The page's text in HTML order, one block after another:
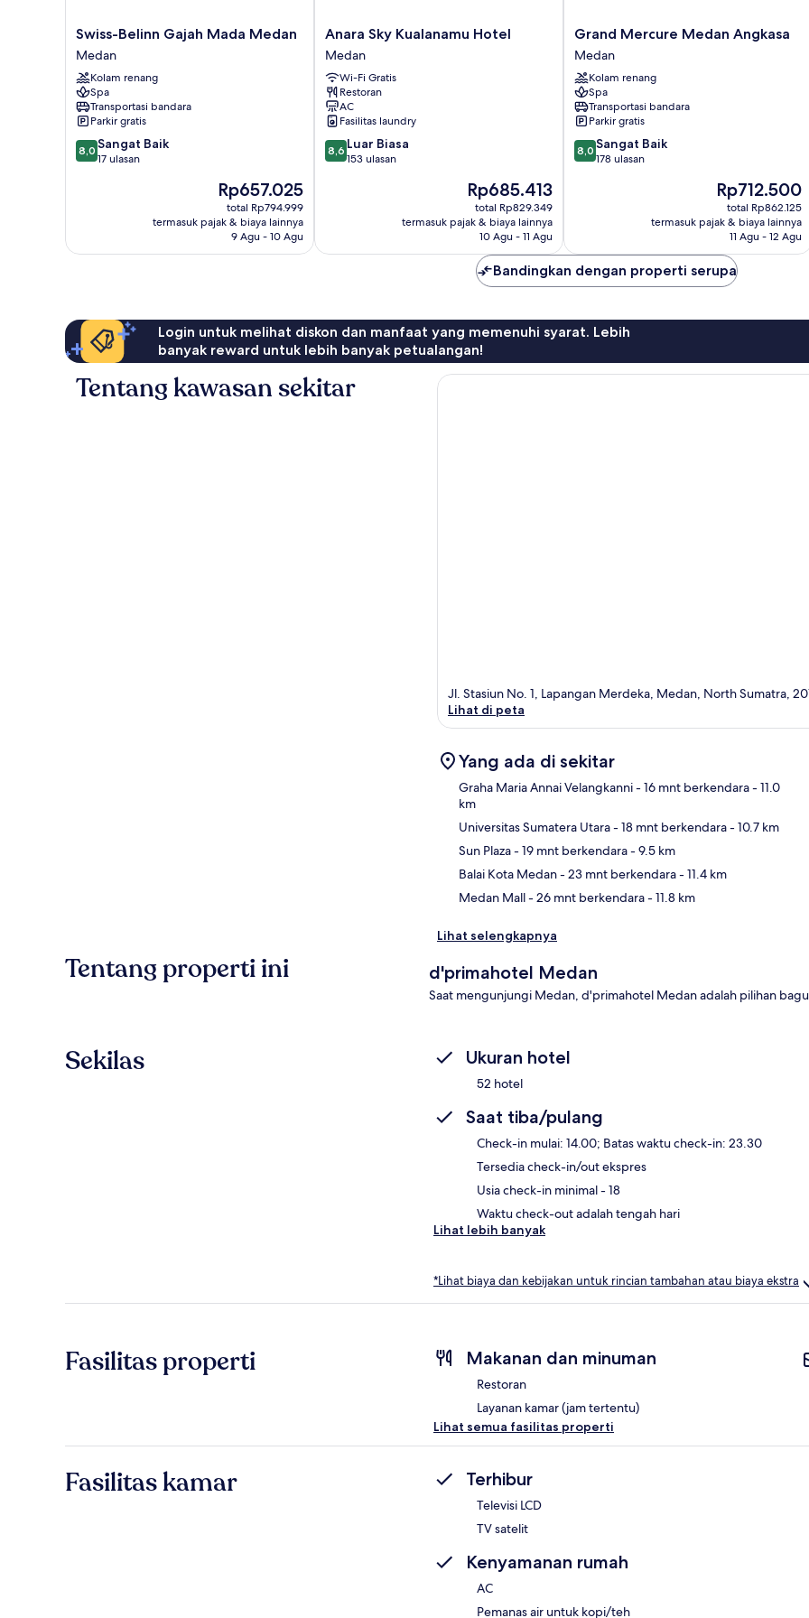
Swiss-
Belinn
Gajah
Mada
Medan
Medan
Swiss-Belinn Gajah Mada Medan
Medan
Kolam renang
Spa
Transportasi bandara
Parkir gratis
8.0
dari
8,0 Sangat Baik
17 ulasan
Harga
sekarang
Rp657.025
Rp657.025
total Rp794.999
termasuk pajak & biaya lainnya
9 Agu - 10 Agu
Anara
Sky
Kualanamu
Hotel
Medan
Anara Sky Kualanamu Hotel
Medan
Wi-Fi Gratis
Restoran
AC
Fasilitas laundry
8.6
dari
8,6 Luar Biasa
153 ulasan
Harga
sekarang
Rp685.413
Rp685.413
total Rp829.349
termasuk pajak & biaya lainnya
10 Agu - 11 Agu
Grand
Mercure
Medan
Angkasa
Medan
Grand Mercure Medan Angkasa
Medan
Kolam renang
Spa
Transportasi bandara
Parkir gratis
8.0
dari
8,0 Sangat Baik
178 ulasan
Harga
sekarang
Rp712.500
Rp712.500
total Rp862.125
termasuk pajak & biaya lainnya
11 Agu - 12 Agu
Bandingkan dengan properti serupa
Login untuk melihat diskon dan manfaat yang memenuhi syarat. Lebih
banyak reward untuk lebih banyak petualangan!
Tentang kawasan sekitar
Jl. Stasiun No. 1, Lapangan Merdeka, Medan, North Sumatra,
Lihat di peta
Yang ada di sekitar
Graha Maria Annai Velangkanni- 16 mnt berkendara- 11.0
km
Universitas Sumatera Utara- 18 mnt berkendara- 10.7 km
Sun Plaza- 19 mnt berkendara- 9.5 km
Balai Kota Medan- 23 mnt berkendara- 11.4 km
Medan Mall- 26 mnt berkendara- 11.8 km
Lihat selengkapnya
Tentang properti ini d'primahotel Medan
Saat mengunjungi Medan, d'primahotel Medan adalah pilihan
Sekilas Ukuran hotel
52 hotel
Saat tiba/pulang
Check-in mulai: 14.00; Batas waktu check-in: 23.30
Tersedia check-in/out ekspres
Usia check-in minimal - 18
Waktu check-out adalah tengah hari
Lihat lebih banyak
*Lihat biaya dan kebijakan untuk rincian tambahan atau biaya ekstra
Fasilitas properti Makanan dan minuman
Restoran
Layanan kamar (jam tertentu)
Lihat semua fasilitas properti
Fasilitas kamar Terhibur
Televisi LCD
TV satelit
Kenyamanan rumah
AC
Pemanas air untuk kopi/teh